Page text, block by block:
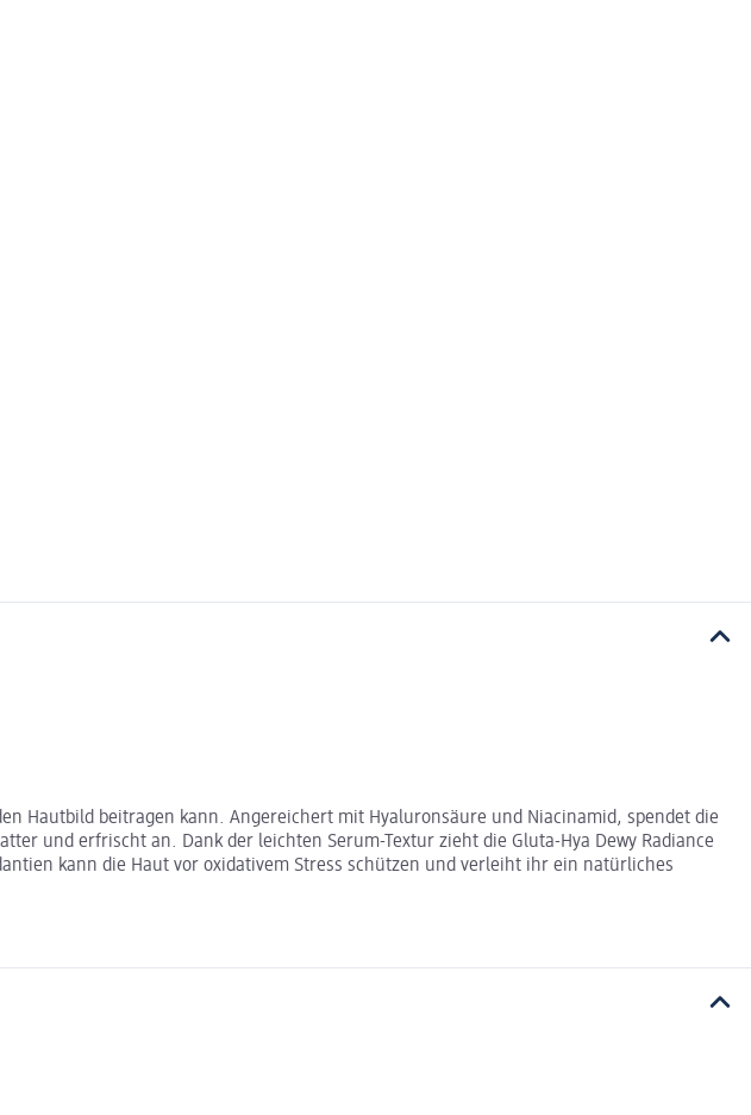
Hautbild beitragen kann. Angereichert mit Hyaluronsäure und Niacinamid, spendet die
und erfrischt an. Dank der leichten Serum-Textur zieht die Gluta-Hya Dewy Radiance
kann die Haut vor oxidativem Stress schützen und verleiht ihr ein natürliches